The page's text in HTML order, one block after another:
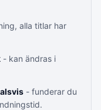
alla titlar har
- kan ändras i
- funderar du